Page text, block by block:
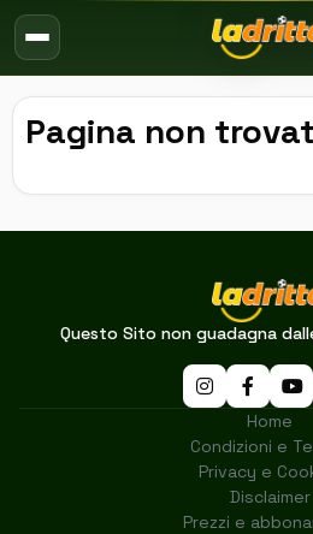
Pagina non
Questo Sito non guadagna
Home
Condizioni e
Privacy e
Disclaimer
Prezzi e